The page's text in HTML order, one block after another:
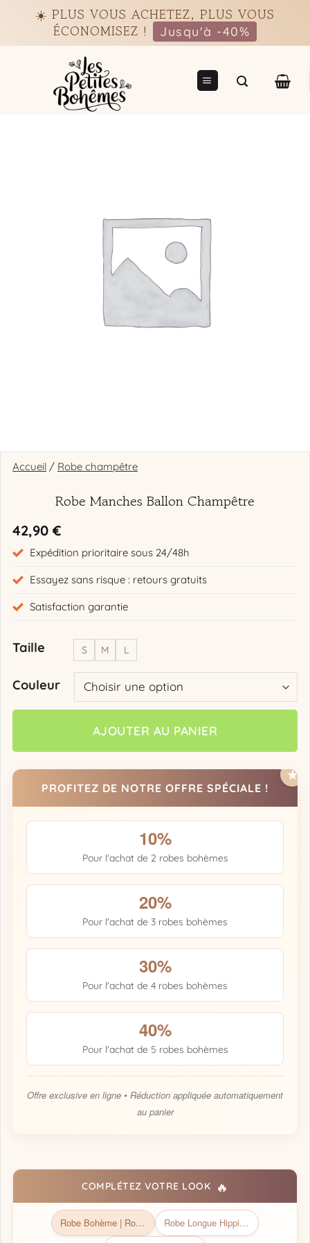
☀️ PLUS VOUS ACHETEZ, PLUS VOUS
ÉCONOMISEZ !
Jusqu'à -40%
Accueil / Robe champêtre
Robe Manches Ballon Champêtre
42,90 €
Expédition prioritaire sous 24/48h
Essayez sans risque : retours gratuits
Satisfaction garantie
Taille S M L
Couleur
AJOUTER AU PANIER
PROFITEZ DE NOTRE OFFRE SPÉCIALE !
10%
Pour l'achat de 2 robes bohèmes
20%
Pour l'achat de 3 robes bohèmes
30%
Pour l'achat de 4 robes bohèmes
40%
Pour l'achat de 5 robes bohèmes
Offre exclusive en ligne • Réduction appliquée automatiquement
au panier
COMPLÉTEZ VOTRE LOOK 🔥
Robe Bohème | Robe Bohème chic
Robe Longue Hippie Chic Brodée De Beauté Florale